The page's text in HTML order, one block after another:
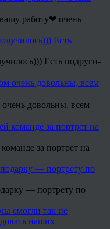
работу❤ очень
Есть подруги-
довольны, всем
за портрет на
— портрету по